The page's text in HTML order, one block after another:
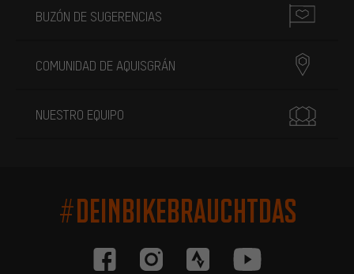
BUZÓN DE SUGERENCIAS
COMUNIDAD DE AQUISGRÁN
NUESTRO EQUIPO
#DEINBIKEBRAUCHTDAS